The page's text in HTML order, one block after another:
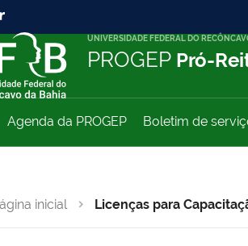
UNIVERSIDADE FEDERAL DO
PROGEP Pró-
Agenda da PROGEP Boletim de
inicial Licenças para